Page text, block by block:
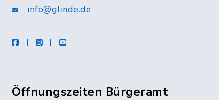
info@glinde.de
facebookinstagramYoutube
Öffnungszeiten Bürgeramt